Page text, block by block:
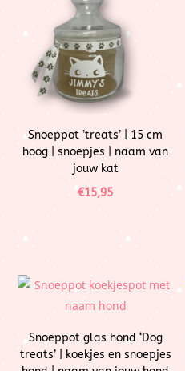
Snoeppot ’treats’ | 15 cm
hoog | snoepjes | naam van
jouw kat
€15,95
Snoeppot glas hond ‘Dog
treats’ | koekjes en snoepjes